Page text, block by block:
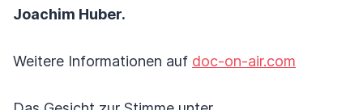
Joachim Huber.
Weitere Informationen auf doc-on-air.com